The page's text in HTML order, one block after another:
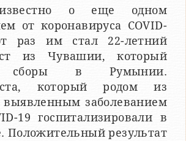
о еще одном
от коронавируса COVID-
раз им стал 22-летний
из Чувашии, который
сборы в Румынии.
который родом из
заболеванием
19 госпитализировали в
Положительный результат